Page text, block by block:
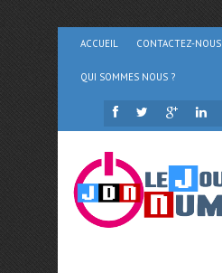
ACCUEIL CONTACTEZ-NOUS
QUI SOMMES NOUS ?